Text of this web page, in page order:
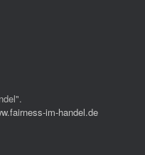
im-handel.de